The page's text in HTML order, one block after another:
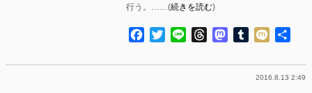
行う。……(続きを読む)
Facebook
TwitterLine ThreadsMastodon
Tumblr
Mixi
2016.8.13 2:49